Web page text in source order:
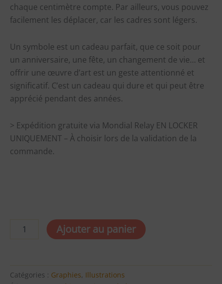
chaque centimètre compte. Par ailleurs, vous pouvez
facilement les déplacer, car les cadres sont légers.
Un symbole est un cadeau parfait, que ce soit pour
un anniversaire, une fête, un changement de vie… et
offrir une œuvre d’art est un geste attentionné et
significatif. C’est un cadeau qui dure et qui peut être
apprécié pendant des années.
> Expédition gratuite via Mondial Relay EN LOCKER
UNIQUEMENT – À choisir lors de la validation de la
commande.
Reproduction
Ajouter au panier
Catégories : Graphies, Illustrations